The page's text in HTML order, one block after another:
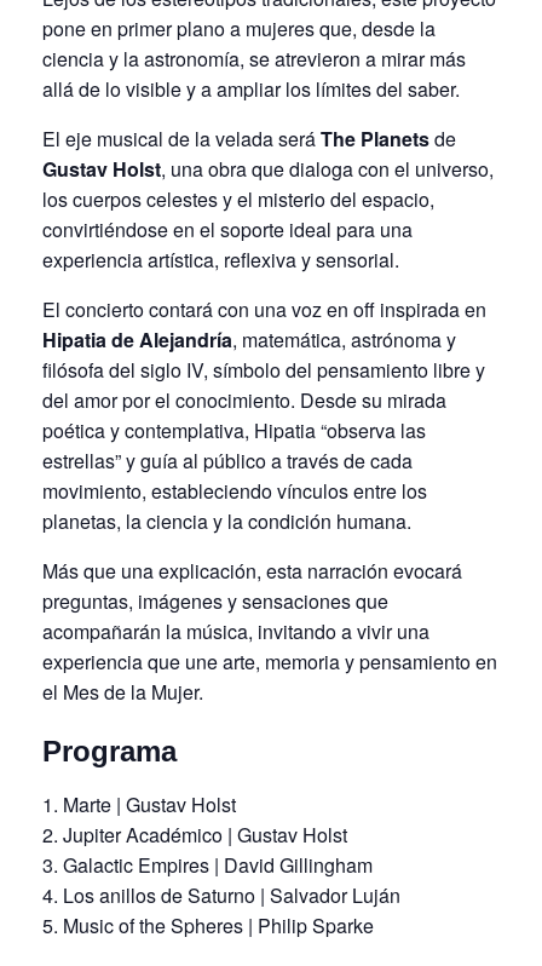
pone en primer plano a mujeres que, desde la
ciencia y la astronomía, se atrevieron a mirar más
allá de lo visible y a ampliar los límites del saber.
El eje musical de la velada seráThe Planetsde
Gustav Holst, una obra que dialoga con el universo,
los cuerpos celestes y el misterio del espacio,
convirtiéndose en el soporte ideal para una
experiencia artística, reflexiva y sensorial.
El concierto contará con una voz en off inspirada en
Hipatia de Alejandría, matemática, astrónoma y
filósofa del siglo IV, símbolo del pensamiento libre y
del amor por el conocimiento. Desde su mirada
poética y contemplativa, Hipatia “observa las
estrellas” y guía al público a través de cada
movimiento, estableciendo vínculos entre los
planetas, la ciencia y la condición humana.
Más que una explicación, esta narración evocará
preguntas, imágenes y sensaciones que
acompañarán la música, invitando a vivir una
experiencia que une arte, memoria y pensamiento en
el Mes de la Mujer.
Programa
Marte | Gustav Holst
Jupiter Académico | Gustav Holst
Galactic Empires | David Gillingham
Los anillos de Saturno | Salvador Luján
Music of the Spheres | Philip Sparke